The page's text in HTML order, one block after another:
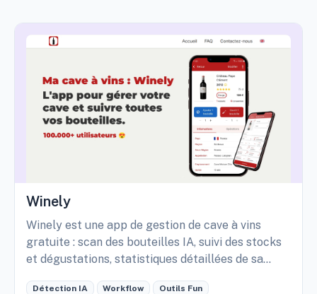
Winely
Winely est une app de gestion de cave à vins
gratuite : scan des bouteilles IA, suivi des stocks
et dégustations, statistiques détaillées de sa
Détection IA Workflow Outils Fun